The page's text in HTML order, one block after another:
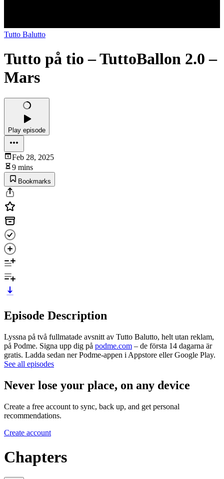
Tutto Balutto
Tutto på tio – TuttoBallon 2.0 –
Mars
Play episode
Feb 28, 2025
9 mins
Bookmarks
Episode Description
Lyssna på två fullmatade avsnitt av Tutto Balutto, helt utan reklam,
på Podme. Signa upp dig på podme.com – de första 14 dagarna är
gratis. Ladda sedan ner Podme-appen i Appstore eller Google Play.
See all episodes
Never lose your place, on any device
Create a free account to sync, back up, and get personal
recommendations.
Create account
Chapters